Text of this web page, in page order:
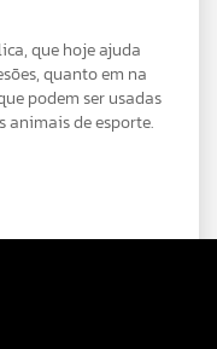
que hoje ajuda
quanto em na
podem ser usadas
animais de esporte.